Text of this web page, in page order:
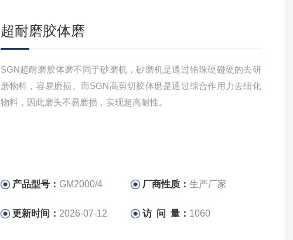
超耐磨胶体磨
SGN超耐磨胶体磨不同于砂磨机，砂磨机是通过锆珠硬碰硬的去研
磨物料，容易磨损。而SGN高剪切胶体磨是通过综合作用力去细化
物料，因此磨头不易磨损，实现超高耐性。
产品型号： GM2000/4 厂商性质：生产厂家
更新时间： 2026-07-12 访 问 量： 1060